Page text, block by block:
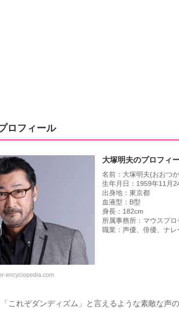
ロフィール
大塚明夫のプロフィ
名前：大塚明夫(おおつ
生年月日：1959年11月
出身地：東京都
血液型：B型
身長：182cm
所属事務所：マウスプロ
職業：声優、俳優、ナレ
encyclopedia.com
これぞダンディズム」と言えるような素敵な声の